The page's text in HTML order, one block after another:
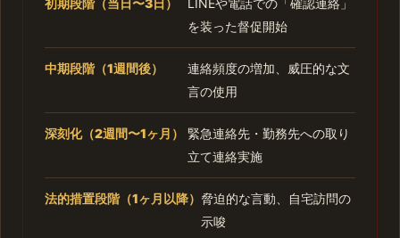
初期段階（当日〜3日）
LINEや電話での「確認連絡」
を装った督促開始
中期段階（1週間後）
連絡頻度の増加、威圧的な文
言の使用
深刻化（2週間〜1ヶ月）
緊急連絡先・勤務先への取り
立て連絡実施
法的措置段階（1ヶ月以降） 脅迫的な言動、自宅訪問の
示唆